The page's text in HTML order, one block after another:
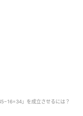
」を成立させるには？